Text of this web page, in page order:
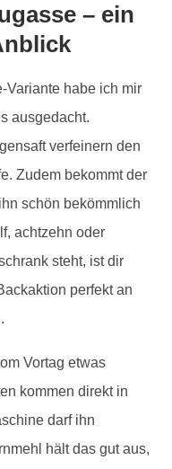
– ein
Variante habe ich mir
ausgedacht.
verfeinern den
Zudem bekommt der
schön bekömmlich
achtzehn oder
steht, ist dir
perfekt an
Vortag etwas
kommen direkt in
darf ihn
hält das gut aus,